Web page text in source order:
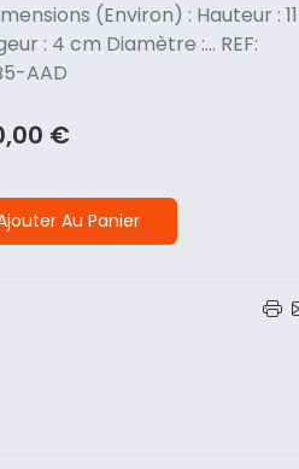
(Environ) : Hauteur : 11
: 4 cm Diamètre :... REF:
AAD
€
Au Panier